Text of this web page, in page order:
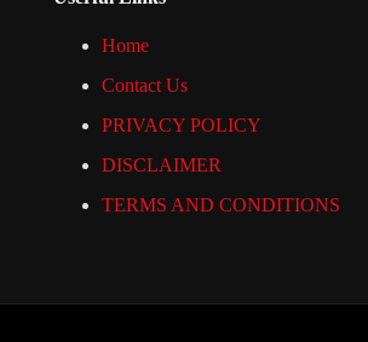
Home
Contact Us
PRIVACY POLICY
DISCLAIMER
TERMS AND CONDITIONS